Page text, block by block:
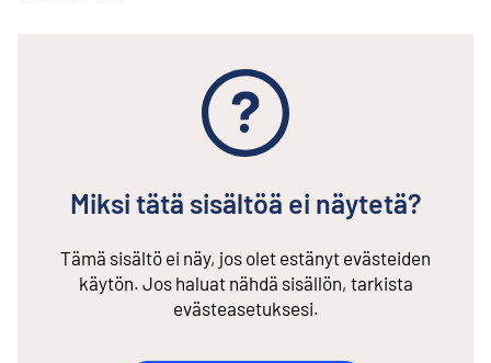
Miksi tätä sisältöä ei näytetä?
Tämä sisältö ei näy, jos olet estänyt evästeiden
käytön. Jos haluat nähdä sisällön, tarkista
evästeasetuksesi.